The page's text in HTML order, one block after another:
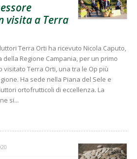
visita a Terra
Terra Orti ha ricevuto Nicola Caputo,
della Regione Campania, per un primo
visitato Terra Orti, una tra le Op più
Ha sede nella Piana del Sele e
ortofrutticoli di eccellenza. La
si...